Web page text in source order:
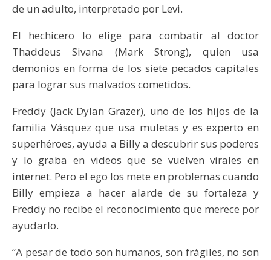
de un adulto, interpretado por Levi.
El hechicero lo elige para combatir al doctor
Thaddeus Sivana (Mark Strong), quien usa
demonios en forma de los siete pecados capitales
para lograr sus malvados cometidos.
Freddy (Jack Dylan Grazer), uno de los hijos de la
familia Vásquez que usa muletas y es experto en
superhéroes, ayuda a Billy a descubrir sus poderes
y lo graba en videos que se vuelven virales en
internet. Pero el ego los mete en problemas cuando
Billy empieza a hacer alarde de su fortaleza y
Freddy no recibe el reconocimiento que merece por
ayudarlo.
“A pesar de todo son humanos, son frágiles, no son